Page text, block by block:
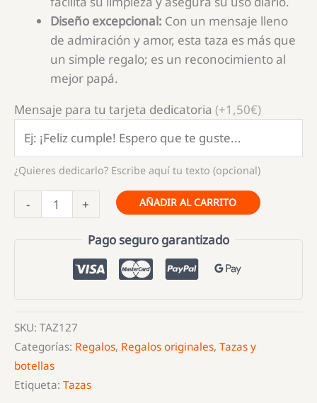
Diseño excepcional: Con un mensaje lleno
de admiración y amor, esta taza es más que
un simple regalo; es un reconocimiento al
mejor papá.
Mensaje para tu tarjeta dedicatoria (+1,50€)
¿Quieres dedicarlo? Escribe aquí tu texto (opcional)
-
Personalizada
"Papá,
Superhéroe
Favorito"
cantidad
+ AÑADIR AL CARRITO
Pago seguro garantizado
SKU: TAZ127
Categorías: Regalos, Regalos originales, Tazas y
botellas
Etiqueta: Tazas